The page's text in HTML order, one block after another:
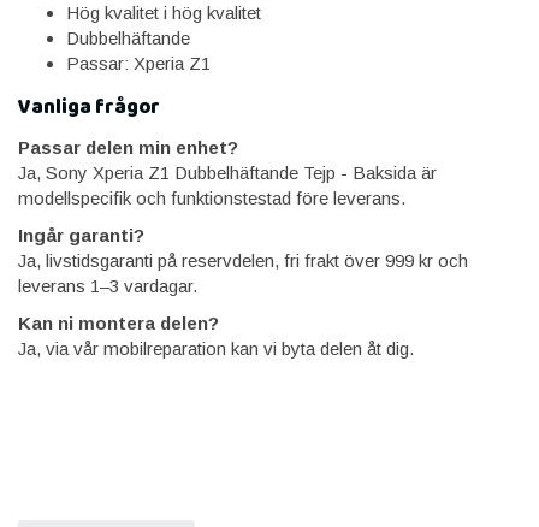
Hög kvalitet i hög kvalitet
Dubbelhäftande
Passar: Xperia Z1
Vanliga frågor
Passar delen min enhet?
Ja, Sony Xperia Z1 Dubbelhäftande Tejp - Baksida är
modellspecifik och funktionstestad före leverans.
Ingår garanti?
Ja, livstidsgaranti på reservdelen, fri frakt över 999 kr och
leverans 1–3 vardagar.
Kan ni montera delen?
Ja, via vår mobilreparation kan vi byta delen åt dig.